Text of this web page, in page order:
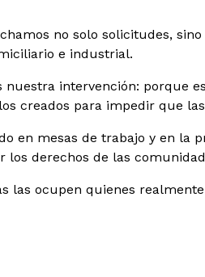
no solo solicitudes,
e industrial.
nuestra intervención: porque
creados para impedir que
en mesas de trabajo y en
los derechos de las
las ocupen quienes